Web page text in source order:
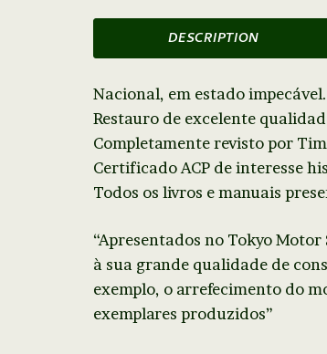
DESCRIPTION
Nacional, em estado impecável.
Restauro de excelente
Completamente revisto por
Certificado ACP de interesse
Todos os livros e manuais
“Apresentados no Tokyo
à sua grande qualidade de
exemplo, o arrefecimento do
exemplares produzidos”